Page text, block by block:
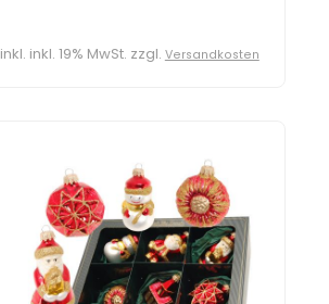
inkl. inkl. 19% MwSt. zzgl. Versandkosten